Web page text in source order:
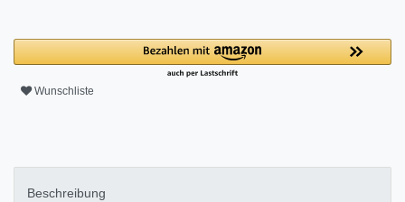
Wunschliste
Beschreibung